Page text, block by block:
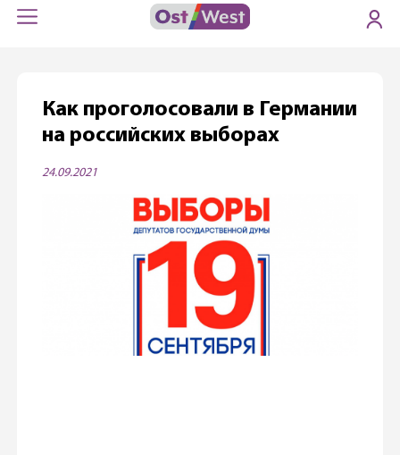
Как проголосовали в Германии
на российских выборах
24.09.2021